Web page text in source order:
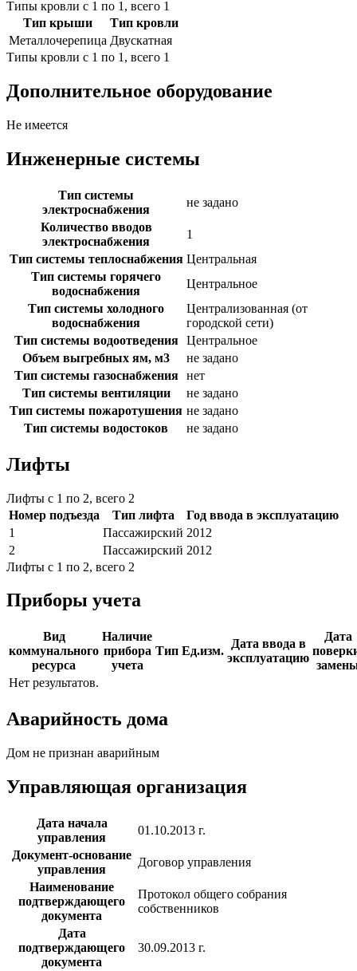
Типы кровли с 1 по 1, всего 1
Тип крыши
Тип кровли
Металлочерепица Двускатная
Типы кровли с 1 по 1, всего 1
Дополнительное оборудование
Не имеется
Инженерные системы
Тип системы
электроснабжения
не задано
Количество вводов
электроснабжения
1
Тип системы теплоснабжения Центральная
Тип системы горячего
водоснабжения
Центральное
Тип системы холодного
водоснабжения
Централизованная (от
городской сети)
Тип системы водоотведения
Центральное
Объем выгребных ям, м3
не задано
Тип системы газоснабжения
нет
Тип системы вентиляции
не задано
Тип системы пожаротушения не задано
Тип системы водостоков
не задано
Лифты
Лифты с 1 по 2, всего 2
Номер подъезда
Тип лифта
Год ввода в эксплуатацию
1
Пассажирский 2012
2
Пассажирский 2012
Лифты с 1 по 2, всего 2
Приборы учета
Вид
коммунального
ресурса
Наличие
прибора
учета
Тип Ед.изм.
Дата ввода в
эксплуатацию
Дата
Нет результатов.
Аварийность дома
Дом не признан аварийным
Управляющая организация
Дата начала
управления
01.10.2013 г.
Документ-основание
управления
Договор управления
Наименование
подтверждающего
документа
Протокол общего собрания
собственников
Дата
подтверждающего
документа
30.09.2013 г.